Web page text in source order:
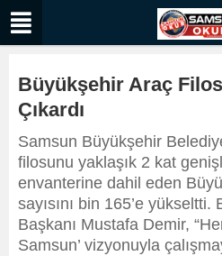
Büyükşehir Araç
Çıkardı
Samsun Büyükşehir
filosunu yaklaşık 2 kat
envanterine dahil eden
sayısını bin 165’e
Başkanı Mustafa Demir,
Samsun’ vizyonuyla